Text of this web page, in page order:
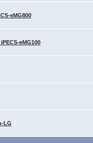
eMG800
eMG100
LG